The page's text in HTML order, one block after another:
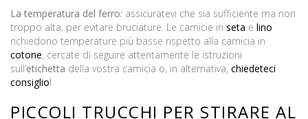
La temperatura del ferro: assicuratevi che sia sufficiente ma non
troppo alta, per evitare bruciature. Le camicie in seta e lino
richiedono temperature più basse rispetto alla camicia in
cotone, cercate di seguire attentamente le istruzioni
sull’etichetta della vostra camicia o, in alternativa, chiedeteci
consiglio!
PICCOLI TRUCCHI PER STIRARE AL